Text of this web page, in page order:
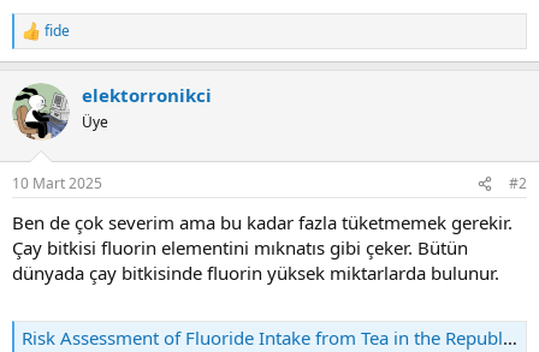
R
e
c
t
i
s
fide
elektorronikci
Üye
10 Mart 2025 #2
Ben de çok severim ama bu kadar fazla tüketmemek gerekir.
Çay bitkisi fluorin elementini mıknatıs gibi çeker. Bütün
dünyada çay bitkisinde fluorin yüksek miktarlarda bulunur.
Risk Assessment of Fluoride Intake from Tea in the Republic of Ireland and its Implications for Public Health and Water Fluoridation - PMC